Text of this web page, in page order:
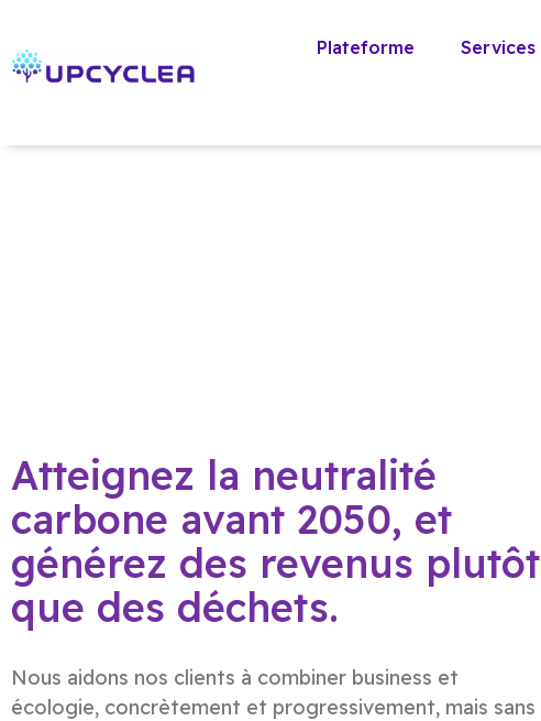
Plateforme Services
Atteignez la neutralité
carbone avant 2050, et
générez des revenus plutôt
que des déchets.
Nous aidons nos clients à combiner business et
écologie, concrètement et progressivement, mais sans